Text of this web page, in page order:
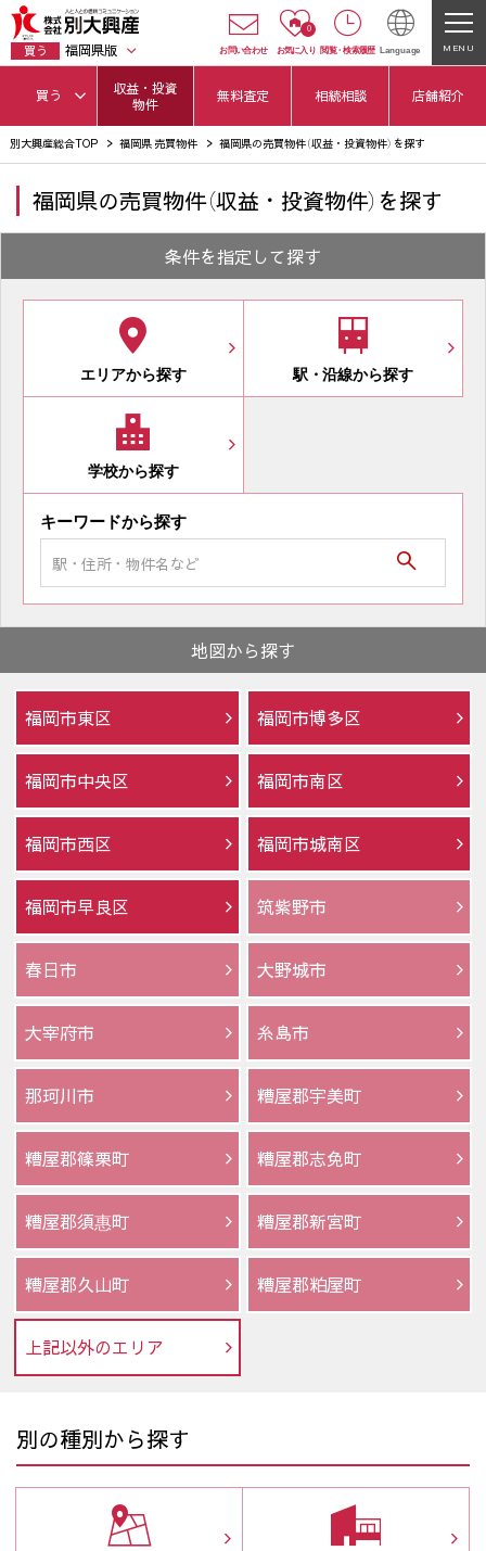
買う 福岡県版 お問い合わせ
0
お気に入り 閲覧・ 検索履歴 Language MENU
買う
収益・投資
物件
無料査定 相続相談 店舗紹介
別大興産総合TOP 福岡県 売買物件 福岡県の売買物件（収益・投資物件）を探す
福岡県の売買物件（収益・投資物件）を探す
条件を指定して探す
エリアから探す 駅 ・ 沿線から探す
学校から探す
キーワードから探す
地図から探す
福岡市東区 福岡市博多区
福岡市中央区 福岡市南区
福岡市西区 福岡市城南区
福岡市早良区 筑紫野市
春日市 大野城市
大宰府市 糸島市
那珂川市 糟屋郡宇美町
糟屋郡篠栗町 糟屋郡志免町
糟屋郡須惠町 糟屋郡新宮町
糟屋郡久山町 糟屋郡粕屋町
上記以外のエリア
別の種別から探す